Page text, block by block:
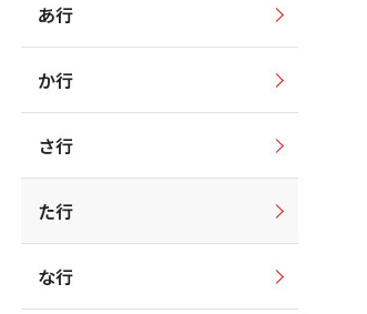
あ行
か行
さ行
た行
な行